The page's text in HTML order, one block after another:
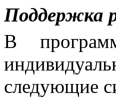
Поддержка
В
следующие